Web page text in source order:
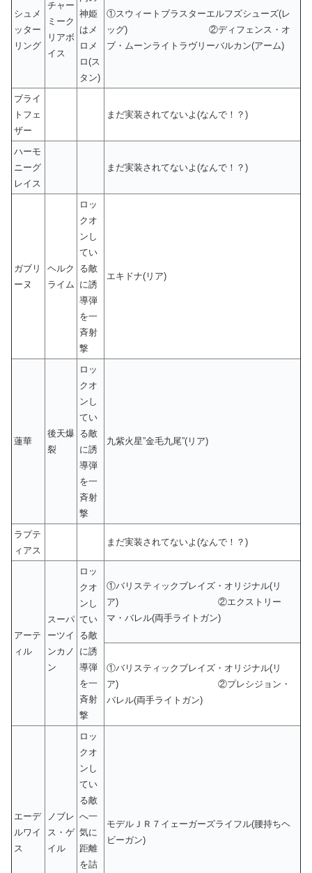
シュメ
ッター
リング
チャー
ミーク
リアボ
イス
神姫
はメ
ロメ
ロ(ス
タン)
①スウィートブラスターエルフズシューズ(レ
ッグ) ②ディフェンス・オ
ブ・ムーンライトラヴリーバルカン(アーム)
ブライ
トフェ
ザー
まだ実装されてないよ(なんで！？)
ハーモ
ニーグ
レイス
まだ実装されてないよ(なんで！？)
ガブリ
ーヌ
ヘルク
ライム
ロッ
クオ
ンし
てい
る敵
に誘
導弾
を一
斉射
撃
エキドナ(リア)
蓮華
後天爆
裂
ロッ
クオ
ンし
てい
る敵
に誘
導弾
を一
斉射
撃
九紫火星”金毛九尾”(リア)
ラプテ
ィアス
まだ実装されてないよ(なんで！？)
アーテ
ィル
スーパ
ーツイ
ンカノ
ン
ロッ
クオ
ンし
てい
る敵
に誘
導弾
を一
斉射
撃
①バリスティックブレイズ・オリジナル(リ
ア) ②エクストリー
マ・バレル(両手ライトガン)
①バリスティックブレイズ・オリジナル(リ
ア) ②プレシジョン・
バレル(両手ライトガン)
エーデ
ルワイ
ス
ノブレ
ス・ゲ
イル
ロッ
クオ
ンし
てい
る敵
へ一
気に
距離
を詰
モデルＪＲ７イェーガーズライフル(腰持ちヘ
ビーガン)